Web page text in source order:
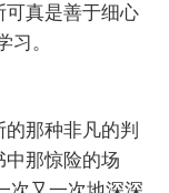
可真是善于细心
习。
那种非凡的判
中那惊险的场